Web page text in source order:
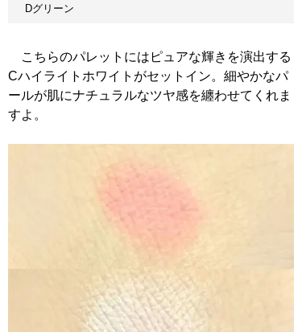
Dグリーン
こちらのパレットにはピュアな輝きを演出する
Cハイライトホワイトがセットイン。細やかなパ
ールが肌にナチュラルなツヤ感を纏わせてくれま
すよ。